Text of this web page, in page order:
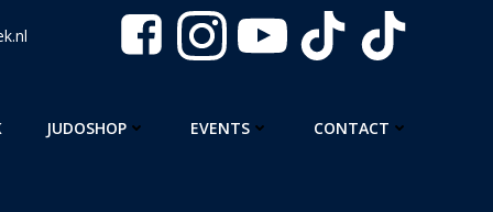
JUDOSHOP EVENTS CONTACT